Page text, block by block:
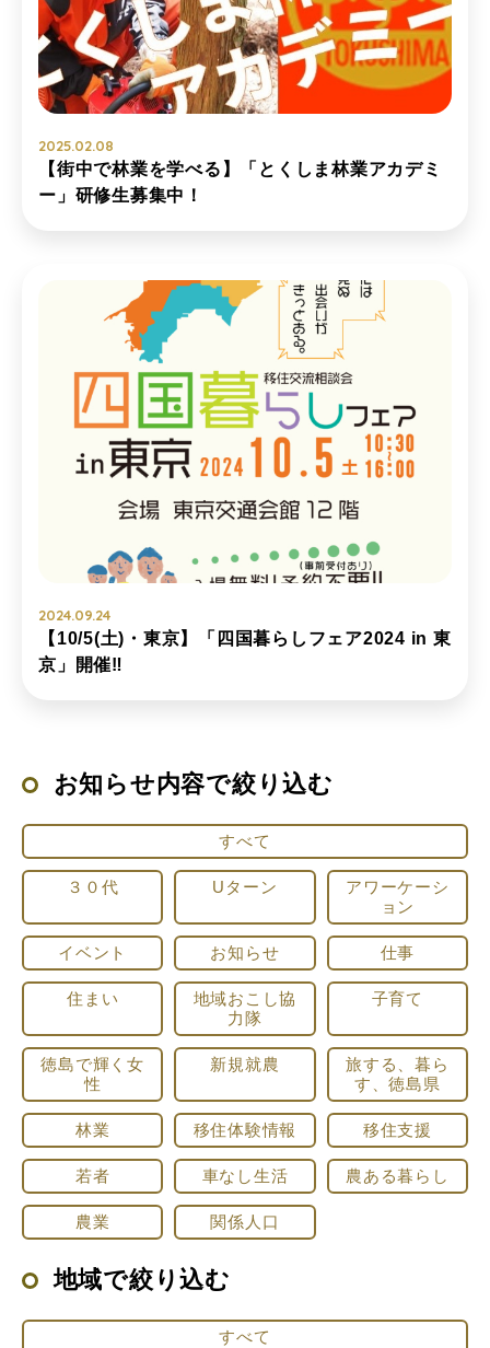
2025.02.08
【街中で林業を学べる】「とくしま林業アカデミ
ー」研修生募集中！
2024.09.24
【10/5(土)・東京】「四国暮らしフェア2024 in 東
京」開催‼
お知らせ内容で絞り込む
すべて
３０代 Uターン
アワーケーシ
ョン
イベント お知らせ 仕事
住まい
地域おこし協
力隊
子育て
徳島で輝く女
性
新規就農
旅する、暮ら
す、徳島県
林業 移住体験情報 移住支援
若者 車なし生活 農ある暮らし
農業 関係人口
地域で絞り込む
すべて